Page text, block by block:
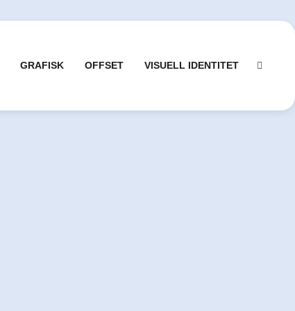
GRAFISK OFFSET VISUELL IDENTITET